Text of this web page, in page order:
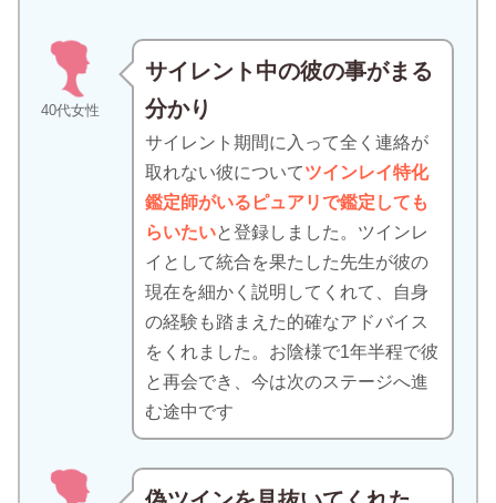
40代女性
サイレント中の彼の事がまる
分かり
サイレント期間に入って全く連絡が
取れない彼についてツインレイ特化
鑑定師がいるピュアリで鑑定しても
らいたいと登録しました。ツインレ
イとして統合を果たした先生が彼の
現在を細かく説明してくれて、自身
の経験も踏まえた的確なアドバイス
をくれました。お陰様で1年半程で彼
と再会でき、今は次のステージへ進
む途中です